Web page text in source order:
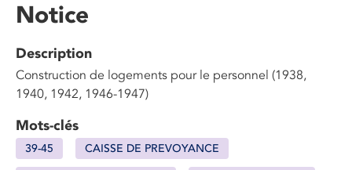
Notice
Description
Construction de logements pour le personnel (1938,
1940, 1942, 1946-1947)
Mots-clés
39-45 CAISSE DE PREVOYANCE